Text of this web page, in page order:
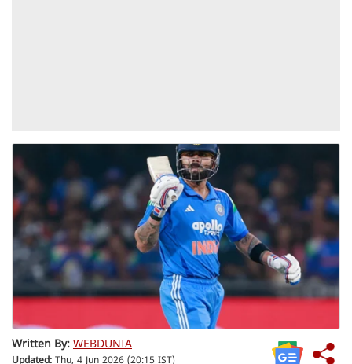
Written By: WEBDUNIA
Updated: Thu, 4 Jun 2026 (20:15 IST)